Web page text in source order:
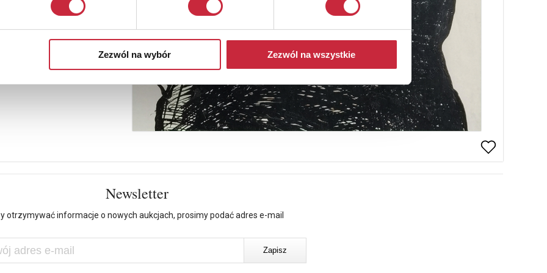
Zezwól na wybór Zezwól na wszystkie
Newsletter
otrzymywać informacje o nowych aukcjach, prosimy podać adres e-mail